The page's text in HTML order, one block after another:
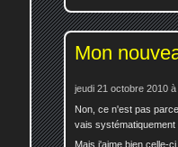
Mon
jeudi 21 octobre 2010
Non, ce n'est pas
vais systématiquement
Mais j'aime bien celle-